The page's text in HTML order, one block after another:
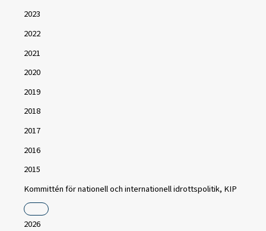
2023
2022
2021
2020
2019
2018
2017
2016
2015
Kommittén för nationell och internationell idrottspolitik, KIP
2026